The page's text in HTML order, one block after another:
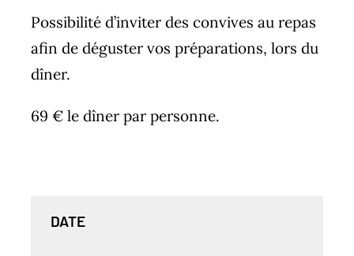
Possibilité d’inviter des convives au repas
afin de déguster vos préparations, lors du
dîner.
69 € le dîner par personne.
DATE